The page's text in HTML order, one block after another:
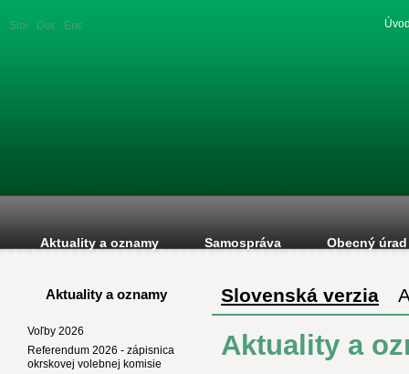
SlovenskáDuetsche
English
Aktuality a oznamy Samospráva Obecný úrad
Aktuality a oznamy
Voľby 2026
Referendum 2026 - zápisnica
okrskovej volebnej komisie
Slovenská verzia
Aktuality a